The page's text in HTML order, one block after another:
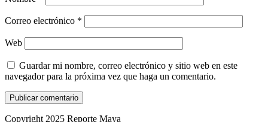
Correo electrónico *
Web
Guardar mi nombre, correo electrónico y sitio web en este
navegador para la próxima vez que haga un comentario.
Copyright 2025 Reporte Maya